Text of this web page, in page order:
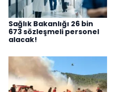
Sağlık Bakanlığı 26 bin
673 sözleşmeli personel
alacak!